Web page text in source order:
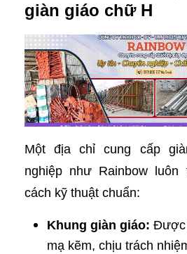
giàn giáo chữ H
Một địa chỉ cung cấp
nghiệp như Rainbow
cách kỹ thuật chuẩn:
Khung giàn giáo: Được
mạ kẽm, chịu trách